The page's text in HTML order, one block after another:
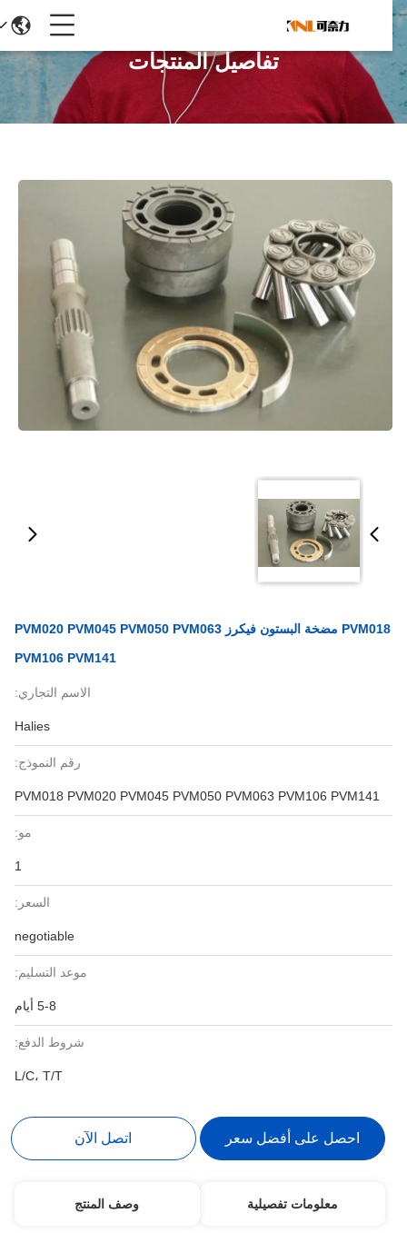
تفاصيل المنتجات
PVM018 مضخة البستون فيكرز PVM020 PVM045 PVM050 PVM063
PVM106 PVM141
الاسم التجاري:
Halies
رقم النموذج:
PVM018 PVM020 PVM045 PVM050 PVM063 PVM106 PVM141
مو:
السعر:
negotiable
موعد التسليم:
5-8 أيام
شروط الدفع:
L/C، T/T
احصل على أفضل سعر اتصل الآن
معلومات تفصيلية وصف المنتج